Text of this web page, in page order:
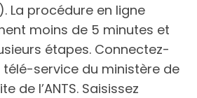
La procédure en ligne
moins de 5 minutes et
étapes. Connectez-
télé-service du ministère de
de l’ANTS. Saisissez